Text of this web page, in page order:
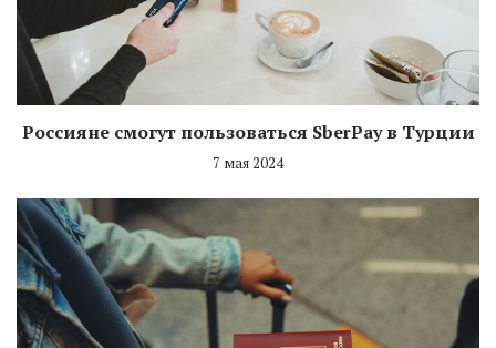
Россияне смогут пользоваться SberPay в Турции
7 мая 2024